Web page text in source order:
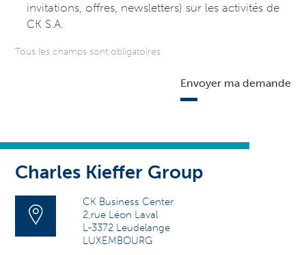
Charles Kieffer Group
CK Business Center
2,rue Léon Laval
L-3372 Leudelange
LUXEMBOURG
invitations, offres, newsletters) sur les activités de
CK S.A.
Tous les champs sont obligatoires
Envoyer ma demande